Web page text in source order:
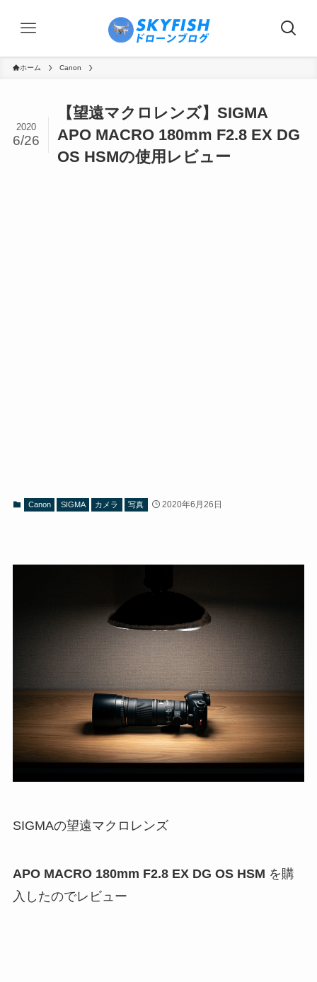
ホーム Canon
【望遠マクロレンズ】SIGMA
APO MACRO 180mm F2.8 EX DG
OS HSMの使用レビュー
2020
6/26
Canon SIGMA カメラ 写真 2020年6月26日
SIGMAの望遠マクロレンズ
APO MACRO 180mm F2.8 EX DG OS HSM を購
入したのでレビュー